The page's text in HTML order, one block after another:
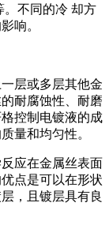
。不同的冷 却方
响。
层或多层其他金
耐腐蚀性、耐磨
控制电镀液的成
量和均匀性。
应在金属丝表面
点是可以在形状
，且镀层具有良